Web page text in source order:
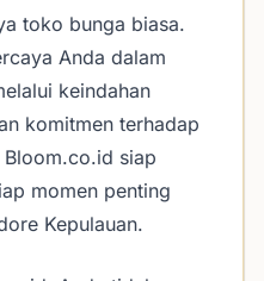
toko bunga biasa.
Anda dalam
keindahan
komitmen terhadap
siap
momen penting
Kepulauan.